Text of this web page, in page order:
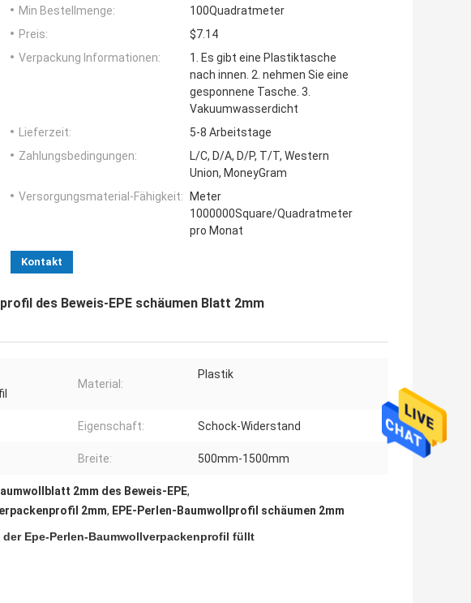
Min Bestellmenge:
100Quadratmeter
Preis:
$7.14
Verpackung Informationen:
1. Es gibt eine Plastiktasche
nach innen. 2. nehmen Sie eine
gesponnene Tasche. 3.
Vakuumwasserdicht
Lieferzeit:
5-8 Arbeitstage
Zahlungsbedingungen:
L/C, D/A, D/P, T/T, Western
Union, MoneyGram
Versorgungsmaterial-Fähigkeit:
Meter
1000000Square/Quadratmeter
pro Monat
Kontakt
des Beweis-EPE schäumen Blatt 2mm
Material:
Plastik
Eigenschaft: Schock-Widerstand
Breite: 500mm-1500mm
2mm des Beweis-EPE,
2mm, EPE-Perlen-Baumwollprofil schäumen 2mm
Epe-Perlen-Baumwollverpackenprofil füllt